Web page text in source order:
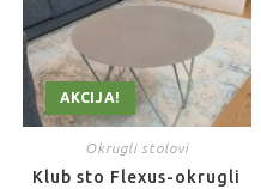
AKCIJA!
Okrugli stolovi
Klub sto Flexus-okrugli